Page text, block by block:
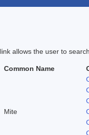
link allows the user to
Common Name
Mite